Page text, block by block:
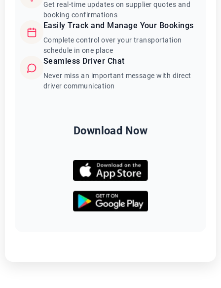
Get real-time updates on supplier quotes and
booking confirmations
Easily Track and Manage Your Bookings
Complete control over your transportation
schedule in one place
Seamless Driver Chat
Never miss an important message with direct
driver communication
Download Now